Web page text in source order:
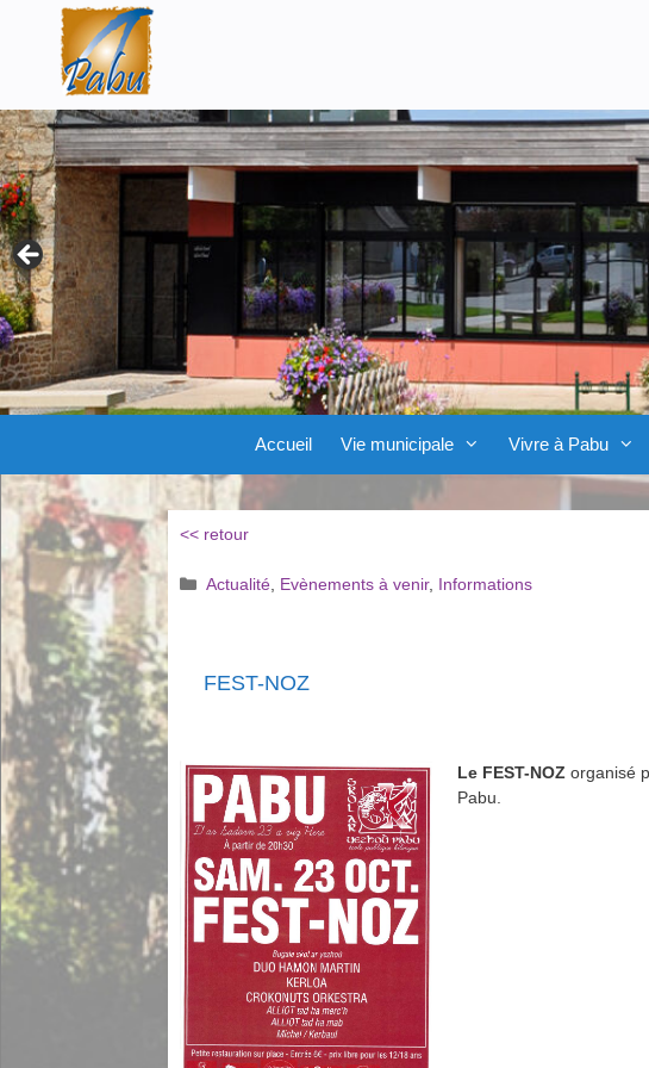
Accueil Vie municipale Vivre à Pabu
<< retour
Catégories
Actualité, Evènements à venir, Informations
FEST-NOZ
Le FEST-NOZ organisé
Pabu.